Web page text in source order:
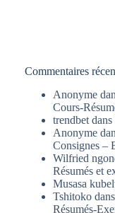
Commentaires
Anonyme
Cours-
trendbet dans
Anonyme
Consignes –
Wilfried
Résumés et
Musasa
Tshitoko dans
Résumés-